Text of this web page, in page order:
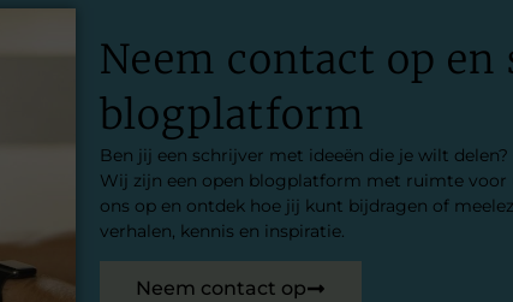
Neem contact op
blogplatform
Ben jij een schrijver met ideeën die je wilt
Wij zijn een open blogplatform met ruimte
ons op en ontdek hoe jij kunt bijdragen of
verhalen, kennis en inspiratie.
Neem contact op